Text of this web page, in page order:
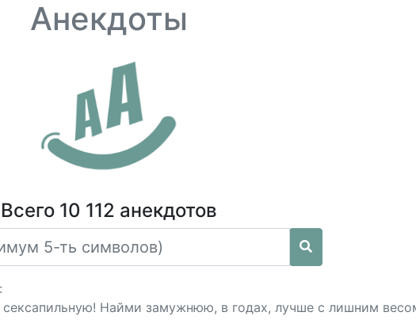
Анекдоты
Всего 10 112 анекдотов
Найми замужнюю, в годах, лучше с лишним